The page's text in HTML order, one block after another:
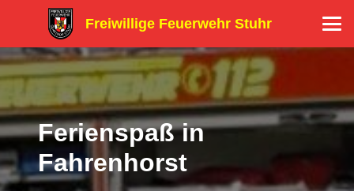
Freiwillige Feuerwehr Stuhr
Ferienspaß in
Fahrenhorst